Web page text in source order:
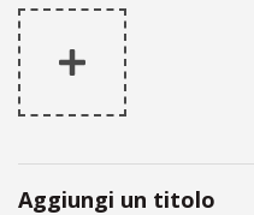
Aggiungi un titolo